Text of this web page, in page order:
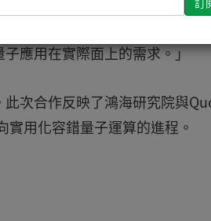
法與先進的張量網路技術，此工
應用在實際面上的需求。」
次合作反映了鴻海研究院與
用化容錯量子運算的進程。
輸
您
E-
mail